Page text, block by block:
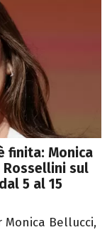
finita: Monica
Rossellini sul
5 al 15
Bellucci,